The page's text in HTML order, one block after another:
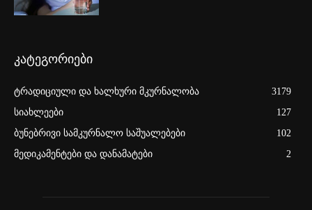
კატეგორიები
ტრადიციული და ხალხური მკურნალობა
3179
სიახლეები
127
ბუნებრივი სამკურნალო საშუალებები
102
მედიკამენტები და დანამატები
2